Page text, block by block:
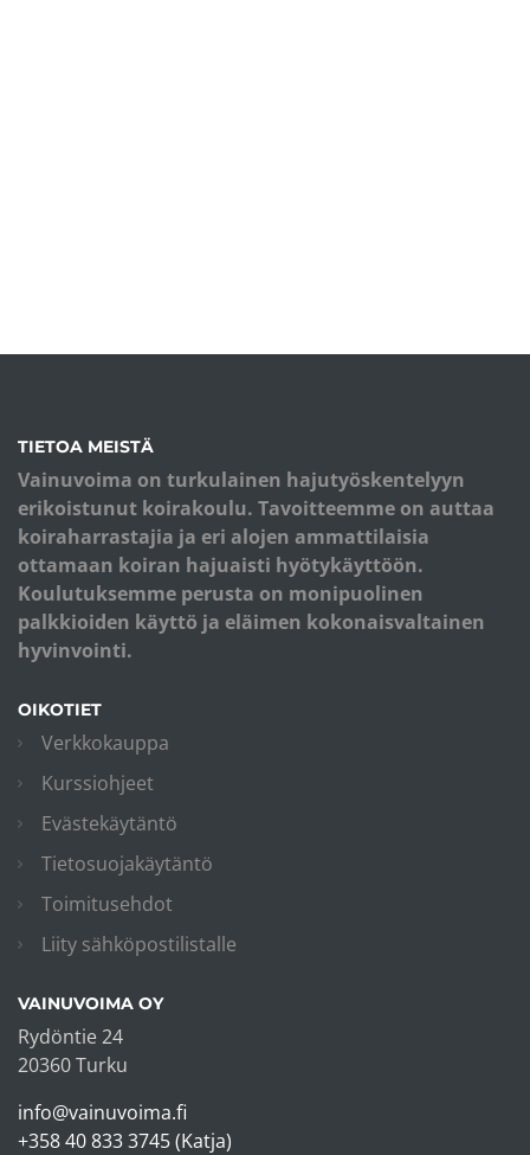
TIETOA MEISTÄ
Vainuvoima on turkulainen hajutyöskentelyyn
erikoistunut koirakoulu. Tavoitteemme on auttaa
koiraharrastajia ja eri alojen ammattilaisia
ottamaan koiran hajuaisti hyötykäyttöön.
Koulutuksemme perusta on monipuolinen
palkkioiden käyttö ja eläimen kokonaisvaltainen
hyvinvointi.
OIKOTIET
Verkkokauppa
Kurssiohjeet
Evästekäytäntö
Tietosuojakäytäntö
Toimitusehdot
Liity sähköpostilistalle
VAINUVOIMA OY
Rydöntie 24
20360 Turku
info@vainuvoima.fi
+358 40 833 3745 (Katja)